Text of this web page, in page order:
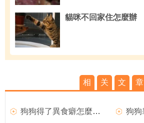
貓咪不回家住怎麼辦
相 关 文 章
狗狗得了異食癖怎麼辦？